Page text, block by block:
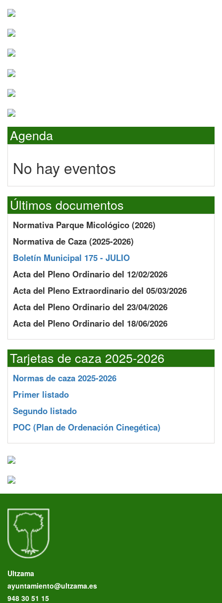
Agenda
No hay eventos
Últimos documentos
Normativa Parque Micológico (2026)
Normativa de Caza (2025-2026)
Boletín Municipal 175 - JULIO
Acta del Pleno Ordinario del 12/02/2026
Acta del Pleno Extraordinario del 05/03/2026
Acta del Pleno Ordinario del 23/04/2026
Acta del Pleno Ordinario del 18/06/2026
Tarjetas de caza 2025-2026
Normas de caza 2025-2026
Primer listado
Segundo listado
POC (Plan de Ordenación Cinegética)
Ultzama
ayuntamiento@ultzama.es
948 30 51 15